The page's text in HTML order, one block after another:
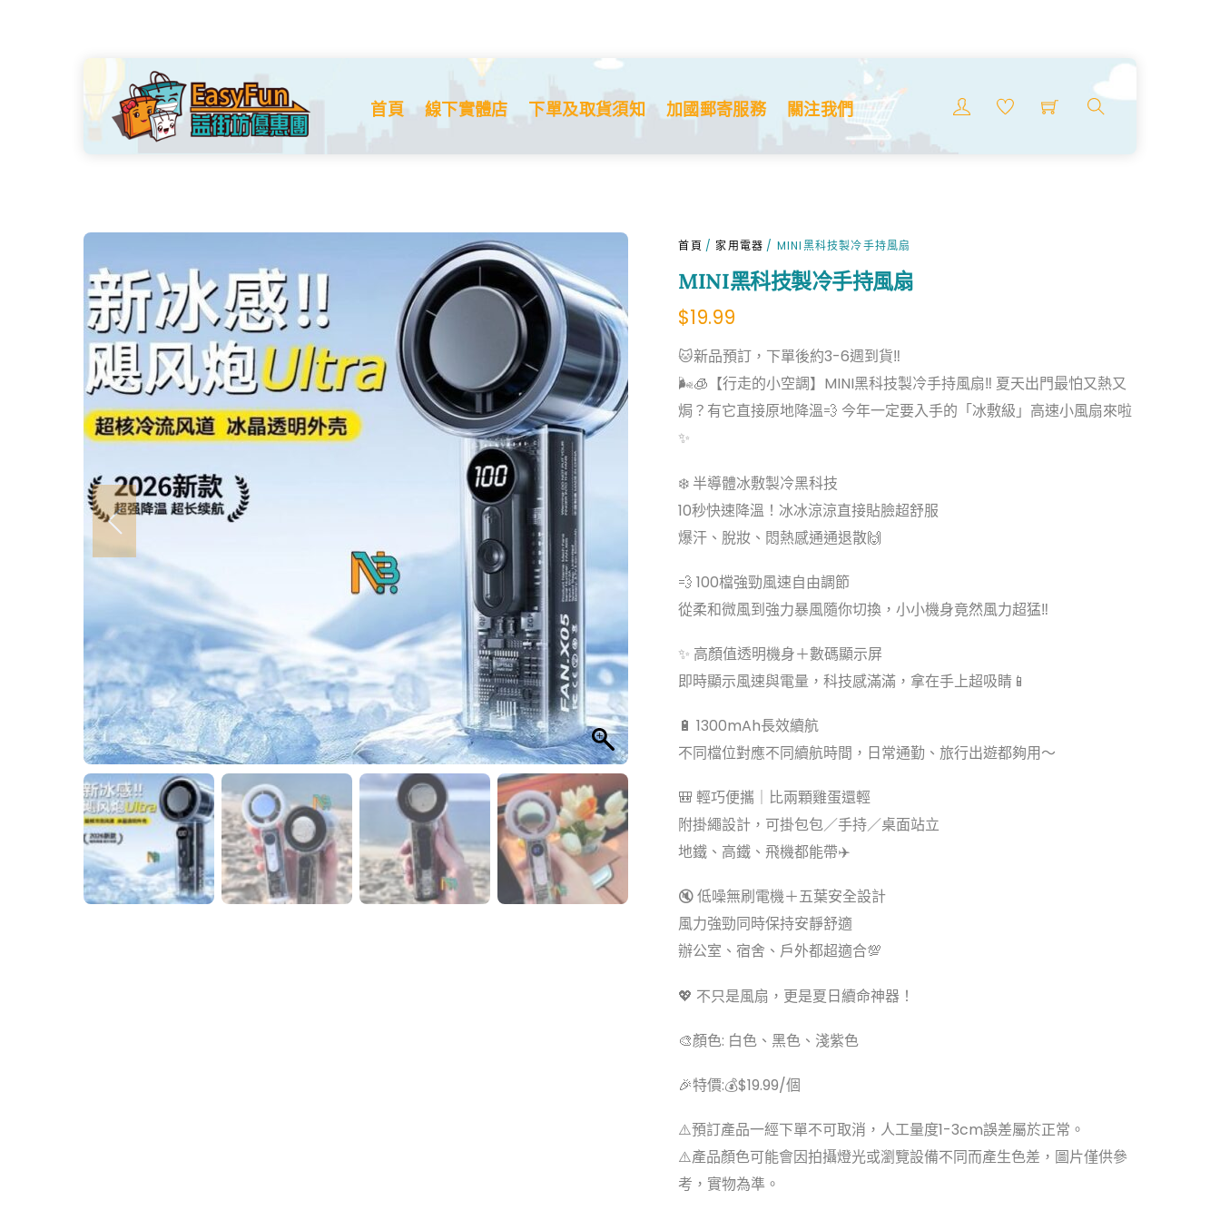
Menu
索
首頁 線下實體店 下單及取貨須知 加國郵寄服務 關注我們
首頁 / 家用電器 / MINI黑科技製冷手持風扇
MINI黑科技製冷手持風扇
$19.99
🐱新品預訂，下單後約3-6週到貨‼️
🌬️🧊【行走的小空調】MINI黑科技製冷手持風扇‼️ 夏天出門最怕又熱又
焗？有它直接原地降溫💨 今年一定要入手的「冰敷級」高速小風扇來啦
✨
❄️ 半導體冰敷製冷黑科技
10秒快速降溫！冰冰涼涼直接貼臉超舒服
爆汗、脫妝、悶熱感通通退散🙌
💨 100檔強勁風速自由調節
從柔和微風到強力暴風隨你切換，小小機身竟然風力超猛‼️
✨ 高顏值透明機身＋數碼顯示屏
即時顯示風速與電量，科技感滿滿，拿在手上超吸睛📱
🔋 1300mAh長效續航
不同檔位對應不同續航時間，日常通勤、旅行出遊都夠用～
🎒 輕巧便攜｜比兩顆雞蛋還輕
附掛繩設計，可掛包包／手持／桌面站立
地鐵、高鐵、飛機都能帶✈️
🔇 低噪無刷電機＋五葉安全設計
風力強勁同時保持安靜舒適
辦公室、宿舍、戶外都超適合💯
💖 不只是風扇，更是夏日續命神器！
🎨顏色: 白色、黑色、淺紫色
🎉特價:💰$19.99/個
⚠️預訂產品一經下單不可取消，人工量度1-3cm誤差屬於正常。
⚠️產品顏色可能會因拍攝燈光或瀏覽設備不同而產生色差，圖片僅供參
考，實物為準。